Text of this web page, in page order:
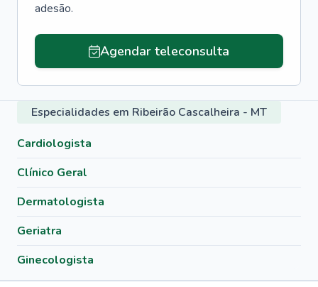
adesão.
Agendar teleconsulta
Especialidades em Ribeirão Cascalheira - MT
Cardiologista
Clínico Geral
Dermatologista
Geriatra
Ginecologista